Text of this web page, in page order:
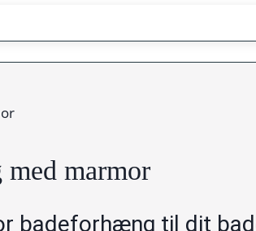
marmor
badeforhæng til dit